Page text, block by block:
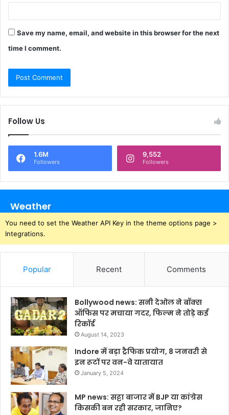
Save my name, email, and website in this browser for the next
time I comment.
Follow Us
1.6M
Followers
9,552
Followers
Weather
You need to set the Weather API Key in the theme options page >
Integrations.
Popular Recent Comments
Bollywood news: सनी देओल ने बॉक्स
ऑफिस पर मचाया गदर, फिल्म ने तोड़े कई
रिकॉर्ड
August 14, 2023
Indore में बड़ा ट्रैफिक प्रयोग, 8 जनवरी से
इन रूटों पर वन-वे यातायात
January 5, 2024
MP news: सट्टा बाजार में BJP या कांग्रेस
किसकी बन रही सरकार, जानिए?